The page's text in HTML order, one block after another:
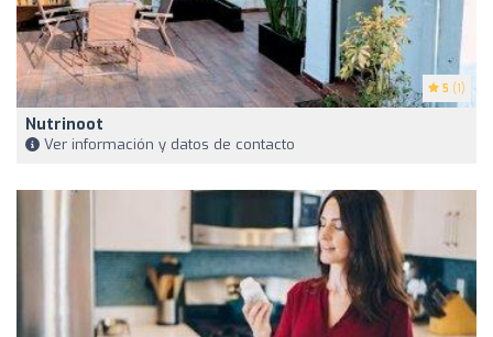
5 (1)
Nutrinoot
Ver información y datos de contacto